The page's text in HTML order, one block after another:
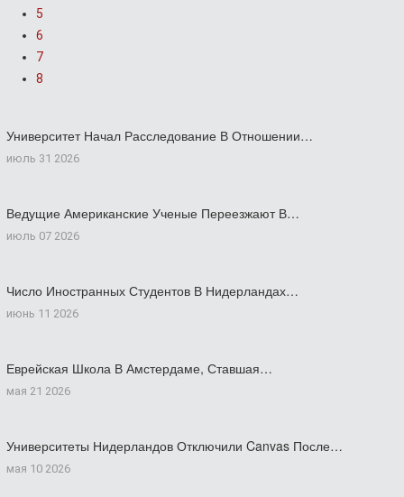
5
6
7
8
Университет Начал Расследование В Отношении…
июль 31 2026
Ведущие Американские Ученые Переезжают В…
июль 07 2026
Число Иностранных Студентов В Нидерландах…
июнь 11 2026
Еврейская Школа В Амстердаме, Ставшая…
мая 21 2026
Университеты Нидерландов Отключили Canvas После…
мая 10 2026